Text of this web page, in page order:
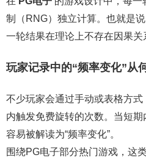
制（RNG）独立计算。也就是
一轮结果在理论上不存在因果关
玩家记录中的“频率变化”从
不少玩家会通过手动或表格方
内触发免费旋转的次数。当短期
容易被解读为“频率变化”。
围绕PG电子部分热门游戏，这